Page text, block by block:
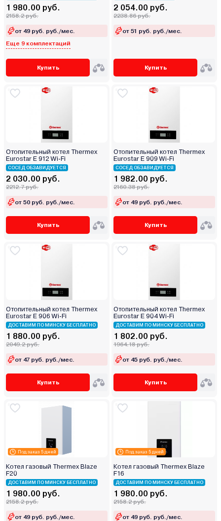
1 980.00 руб.
2158.2 руб.
от 49 руб. руб./мес.
Еще 9 комплектаций
Купить
2 054.00 руб.
2238.86 руб.
от 51 руб. руб./мес.
Купить
Отопительный котел Thermex
Eurostar E 912 Wi-Fi
СОСЕД ОБЗАВИДУЕТСЯ
2 030.00 руб.
2212.7 руб.
от 50 руб. руб./мес.
Купить
Отопительный котел Thermex
Eurostar E 909 Wi-Fi
СОСЕД ОБЗАВИДУЕТСЯ
1 982.00 руб.
2160.38 руб.
от 49 руб. руб./мес.
Купить
Отопительный котел Thermex
Eurostar E 906 Wi-Fi
ДОСТАВИМ ПО МИНСКУ БЕСПЛАТНО
1 880.00 руб.
2049.2 руб.
от 47 руб. руб./мес.
Купить
Отопительный котел Thermex
Eurostar E 904 Wi-Fi
ДОСТАВИМ ПО МИНСКУ БЕСПЛАТНО
1 802.00 руб.
1964.18 руб.
от 45 руб. руб./мес.
Купить
Под заказ 5 дней
Котел газовый Thermex Blaze
F20
ДОСТАВИМ ПО МИНСКУ БЕСПЛАТНО
1 980.00 руб.
2158.2 руб.
от 49 руб. руб./мес.
Под заказ 5 дней
Котел газовый Thermex Blaze
F16
ДОСТАВИМ ПО МИНСКУ БЕСПЛАТНО
1 980.00 руб.
2158.2 руб.
от 49 руб. руб./мес.